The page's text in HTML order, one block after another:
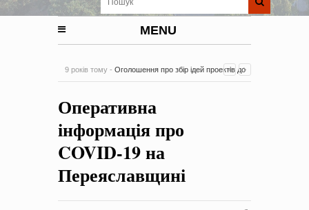
MENU
9 років тому - Оголошення про збір ідей проектів до
на період 2018 – 2020 роки Оголошення про збір ідей
проектів-
Оперативна
інформація про
COVID-19 на
Переяславщині